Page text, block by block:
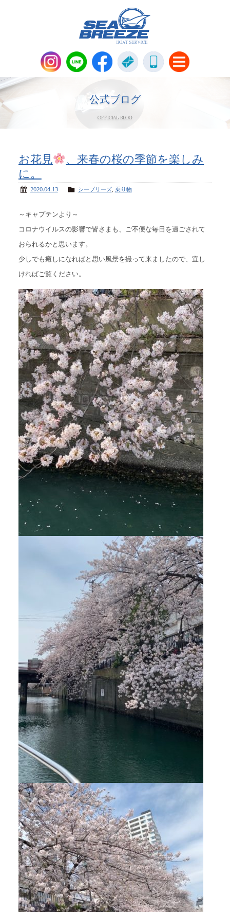
Parts＆Apparel
パーツ販売・アパレル商品
ニュース＆トピックス
会社概要
アクセスマップ
お問い合わせ
Links
リンク
公式ブログ
OFFICIAL BLOG
お花見
、来春の桜の季節を楽しみ
に。
2020.04.13 シーブリーズ, 乗り物
～キャプテンより～
コロナウイルスの影響で皆さまも、ご不便な毎日を過ごされて
おられるかと思います。
少しでも癒しになればと思い風景を撮って来ましたので、宜し
ければご覧ください。